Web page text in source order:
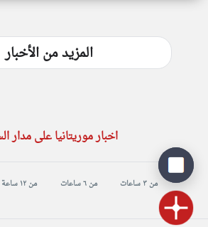
المزيد من الأخبار
اخبار موريتانيا على مدار
من ٣ ساعات من ٦ ساعات من ١٢ ساعة